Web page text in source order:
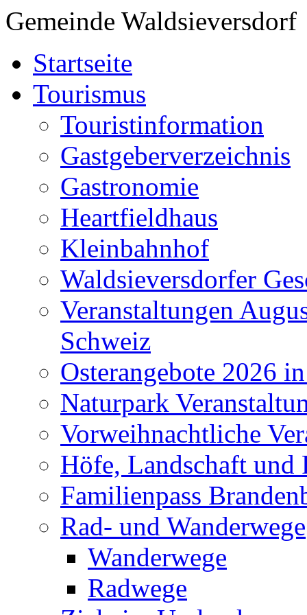
Gemeinde Waldsieversdorf
Startseite
Tourismus
Touristinformation
Gastgeberverzeichnis
Gastronomie
Heartfieldhaus
Kleinbahnhof
Waldsieversdorfer
Veranstaltungen
Schweiz
Osterangebote 2026
Naturpark
Vorweihnachtliche
Höfe, Landschaft und
Familienpass
Rad- und Wanderwege
Wanderwege
Radwege